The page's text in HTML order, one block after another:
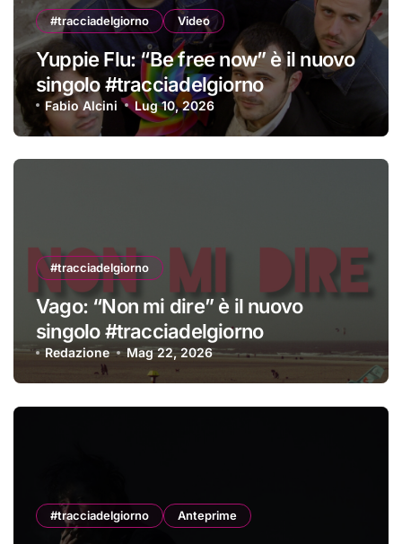
#tracciadelgiorno Video
Yuppie Flu: “Be free now” è il nuovo
singolo #tracciadelgiorno
Fabio Alcini Lug 10, 2026
#tracciadelgiorno
Vago: “Non mi dire” è il nuovo
singolo #tracciadelgiorno
Redazione Mag 22, 2026
#tracciadelgiorno Anteprime